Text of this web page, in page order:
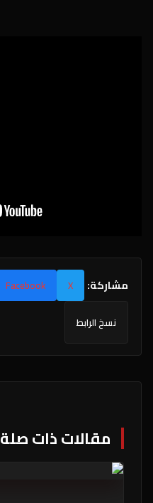
مشاركة: X
Facebook
نسخ الرابط
مقالات ذات صلة